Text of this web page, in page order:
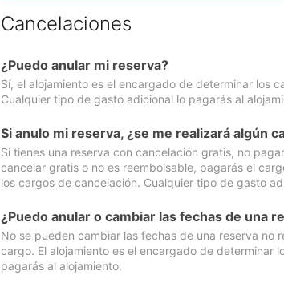
Cancelaciones
¿Puedo anular mi reserva?
Sí, el alojamiento es el encargado de determinar los
Cualquier tipo de gasto adicional lo pagarás al
Si anulo mi reserva, ¿se me realizará algún
Si tienes una reserva con cancelación gratis, no
cancelar gratis o no es reembolsable, pagarás el
los cargos de cancelación. Cualquier tipo de gasto
¿Puedo anular o cambiar las fechas de una
No se pueden cambiar las fechas de una reserva no
cargo. El alojamiento es el encargado de determinar
pagarás al alojamiento.